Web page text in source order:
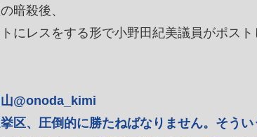
暗殺後、
にレスをする形で小野田紀美議員がポスト
@onoda_kimi
挙区、圧倒的に勝たねばなりません。そう